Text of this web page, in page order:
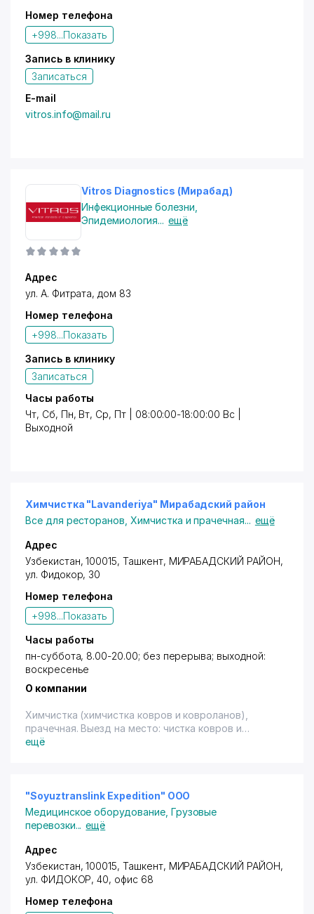
Номер телефона
+998...Показать
Запись в клинику
Записаться
E-mail
vitros.info@mail.ru
Vitros Diagnostics (Мирабад)
Инфекционные болезни
Эпидемиология... ещё
Адрес
ул. А. Фитрата, дом 83
Номер телефона
+998...Показать
Запись в клинику
Записаться
Часы работы
Чт, Сб, Пн, Вт, Ср, Пт | 08:00:00-18:00:00 Вс |
Выходной
Химчистка "Lavanderiya" Мирабадский район
Все для ресторанов ,Химчистка и прачечная... ещё
Адрес
Узбекистан, 100015, Ташкент, МИРАБАДСКИЙ РАЙОН,
ул. Фидокор, 30
Номер телефона
+998...Показать
Часы работы
пн-суббота, 8.00-20.00; без перерыва; выходной:
воскресенье
О компании
Химчистка (химчистка ковров и ковроланов),
прачечная. Выезд на место: чистка ковров и
ковроланов. Имеется терминал.
ещё
"Soyuztranslink Expedition" OOO
Медицинское оборудование, Грузовые
перевозки... ещё
Адрес
Узбекистан, 100015, Ташкент, МИРАБАДСКИЙ РАЙОН,
ул. ФИДОКОР, 40, офис 68
Номер телефона